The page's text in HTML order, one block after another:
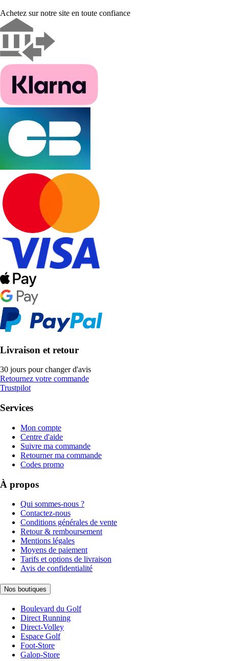
Achetez sur notre site en toute confiance
Livraison et retour
30 jours pour changer d'avis
Retournez votre commande
Trustpilot
Services
Mon compte
Centre d'aide
Suivre ma commande
Retourner ma commande
Codes promo
À propos
Qui sommes-nous ?
Contactez-nous
Conditions générales de vente
Retour & remboursement
Mentions légales
Moyens de paiement
Tarifs et options de livraison
Avis de confidentialité
Nos boutiques
Boulevard du Golf
Direct Running
Direct-Volley
Espace Golf
Foot-Store
Galop-Store